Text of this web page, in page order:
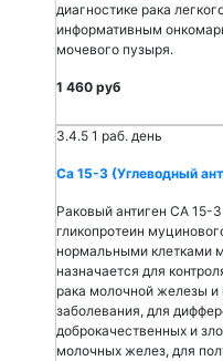
диагностике рака
информативным
мочевого пузыря.
1 460 руб
3.4.5 1 раб. день
Са 15-3 (Углеводный
Раковый антиген СА 15-
гликопротеин
нормальными клетками
назначается для
рака молочной железы
заболевания, для
доброкачественных и
молочных желез, для